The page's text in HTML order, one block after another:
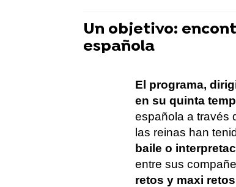
Un objetivo:
española
El programa,
en su quinta
española a través
las reinas han
baile o
entre sus
retos y maxi